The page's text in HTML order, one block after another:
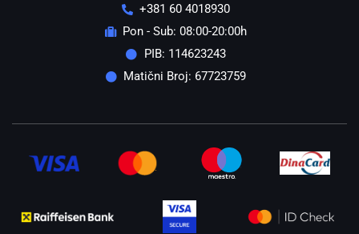
+381 60 4018930
Pon - Sub: 08:00-20:00h
PIB: 114623243
Matični Broj: 67723759